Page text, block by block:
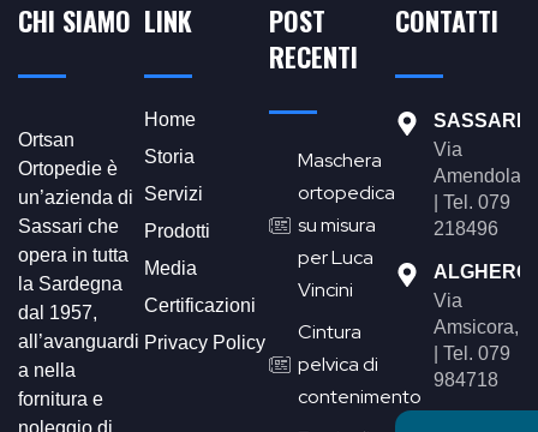
CHI SIAMO
Ortsan
Ortopedie è
un’azienda di
Sassari che
opera in tutta
la Sardegna
dal 1957,
all’avanguardi
a nella
fornitura e
noleggio di
LINK
Home
Storia
Servizi
Prodotti
Media
Certificazioni
Privacy Policy
POST
RECENTI
Maschera
ortopedica
su misura
per Luca
Vincini
Cintura
pelvica di
contenimento
CONTATTI
SASSARI
Via
| Tel. 079
218496
ALGHERO
Via
| Tel. 079
984718